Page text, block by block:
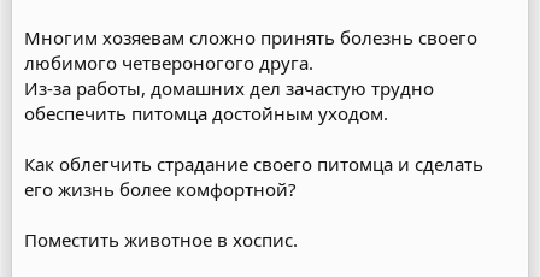
Многим хозяевам сложно принять болезнь своего
любимого четвероногого друга.
Из-за работы, домашних дел зачастую трудно
обеспечить питомца достойным уходом.
Как облегчить страдание своего питомца и сделать
его жизнь более комфортной?
Поместить животное в хоспис.